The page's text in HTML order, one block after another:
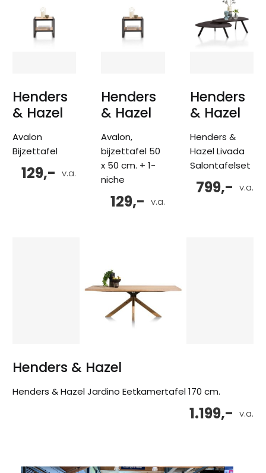
Henders
& Hazel
Avalon
Bijzettafel
v.a.
129,-
Henders
& Hazel
Avalon,
bijzettafel 50
x 50 cm. + 1-
niche
v.a.
129,-
Henders
& Hazel
Henders &
Hazel Livada
Salontafelset
v.a.
799,-
Henders & Hazel
Henders & Hazel Jardino Eetkamertafel 170 cm.
v.a.
1.199,-